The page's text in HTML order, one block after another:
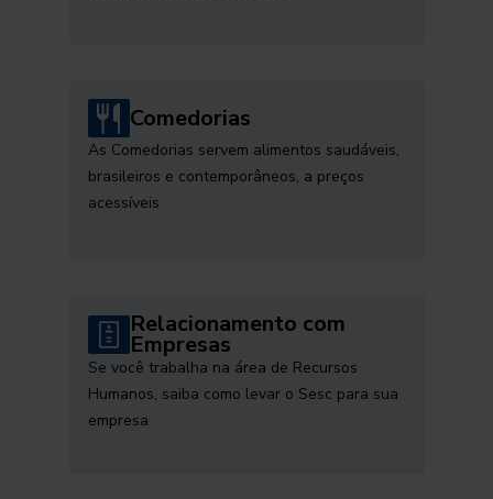
Comedorias
As Comedorias servem alimentos saudáveis,
brasileiros e contemporâneos, a preços
acessíveis
Relacionamento com
Empresas
Se você trabalha na área de Recursos
Humanos, saiba como levar o Sesc para sua
empresa